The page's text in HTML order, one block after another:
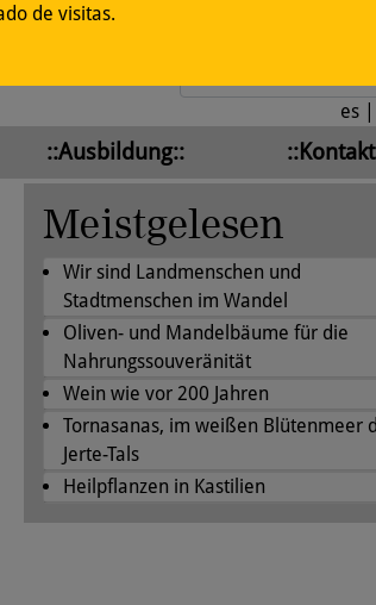
de visitas.
es
::Ausbildung::
Meistgelesen
Wir sind Landmenschen und
Stadtmenschen im Wandel
Oliven- und Mandelbäume für die
Nahrungssouveränität
Wein wie vor 200 Jahren
Tornasanas, im weißen Blütenmeer
Jerte-Tals
Heilpflanzen in Kastilien